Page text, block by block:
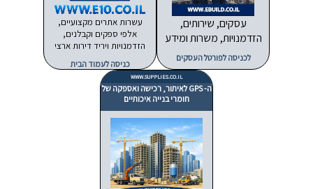
עסקים, שירותים,
הזדמנויות, משרות ומידע
לכניסה לפורטל העסקים
עשרות אתרים מקצועיים,
אלפי ספקים וקבלנים,
הזדמנויות ויריד דירות ארצי
כניסה לעמוד הבית
WWW.SUPPLIES.CO.IL
ה- GPS לאיתור, רכישה ואספקה של
חומרי בנייה איכותיים